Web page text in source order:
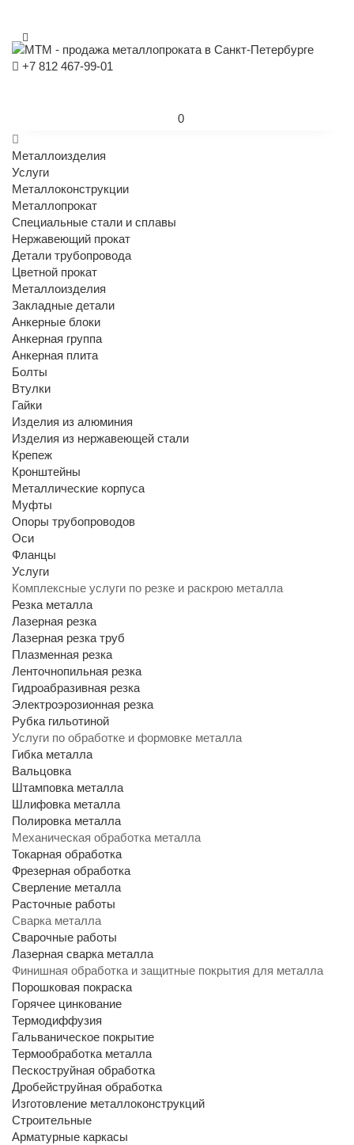
+7 812 467-99-01
0
Металлоизделия
Услуги
Металлоконструкции
Металлопрокат
Специальные стали и сплавы
Нержавеющий прокат
Детали трубопровода
Цветной прокат
Металлоизделия
Закладные детали
Анкерные блоки
Анкерная группа
Анкерная плита
Болты
Втулки
Гайки
Изделия из алюминия
Изделия из нержавеющей стали
Крепеж
Кронштейны
Металлические корпуса
Муфты
Опоры трубопроводов
Оси
Фланцы
Услуги
Комплексные услуги по резке и раскрою металла
Резка металла
Лазерная резка
Лазерная резка труб
Плазменная резка
Ленточнопильная резка
Гидроабразивная резка
Электроэрозионная резка
Рубка гильотиной
Услуги по обработке и формовке металла
Гибка металла
Вальцовка
Штамповка металла
Шлифовка металла
Полировка металла
Механическая обработка металла
Токарная обработка
Фрезерная обработка
Сверление металла
Расточные работы
Сварка металла
Сварочные работы
Лазерная сварка металла
Финишная обработка и защитные покрытия для металла
Порошковая покраска
Горячее цинкование
Термодиффузия
Гальваническое покрытие
Термообработка металла
Пескоструйная обработка
Дробейструйная обработка
Изготовление металлоконструкций
Строительные
Арматурные каркасы